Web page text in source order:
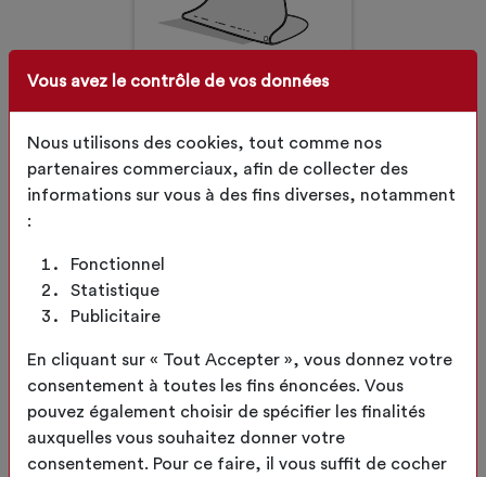
Vous avez le contrôle de vos données
Nous utilisons des cookies, tout comme nos
partenaires commerciaux, afin de collecter des
informations sur vous à des fins diverses, notamment
:
Fonctionnel
Statistique
Publicitaire
En cliquant sur « Tout Accepter », vous donnez votre
consentement à toutes les fins énoncées. Vous
pouvez également choisir de spécifier les finalités
auxquelles vous souhaitez donner votre
consentement. Pour ce faire, il vous suffit de cocher
configuration
Bâche Ovale